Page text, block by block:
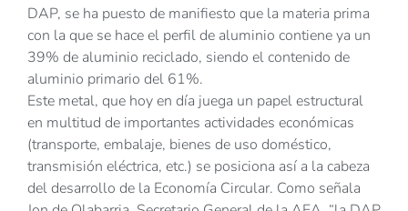
DAP, se ha puesto de manifiesto que la materia prima
con la que se hace el perfil de aluminio contiene ya un
39% de aluminio reciclado, siendo el contenido de
aluminio primario del 61%.
Este metal, que hoy en día juega un papel estructural
en multitud de importantes actividades económicas
(transporte, embalaje, bienes de uso doméstico,
transmisión eléctrica, etc.) se posiciona así a la cabeza
del desarrollo de la Economía Circular. Como señala